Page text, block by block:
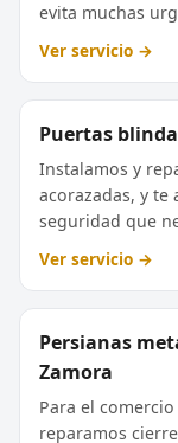
evita muchas
Ver servicio →
Puertas
Instalamos y
acorazadas, y te
seguridad que
Ver servicio →
Persianas
Zamora
Para el
reparamos